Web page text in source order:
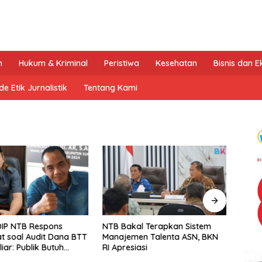
Hukum & Kriminal Peristiwa Kesehatan Bisnis dan
Etik Jurnalistik Tentang Kami
NTB Respons
soal Audit Dana BTT
Publik Butuh
NTB Bakal Terapkan Sistem
Manajemen Talenta ASN, BKN
RI Apresiasi